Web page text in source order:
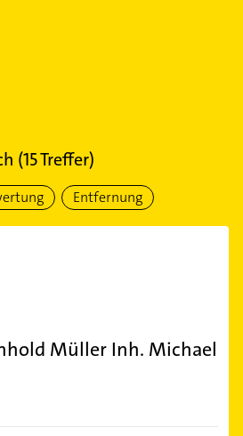
(15Treffer)
Entfernung
Müller Inh. Michael